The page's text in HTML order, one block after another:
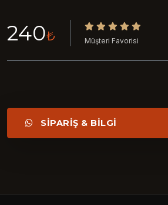
240₺ Müşteri Favorisi
SİPARİŞ & BİLGİ